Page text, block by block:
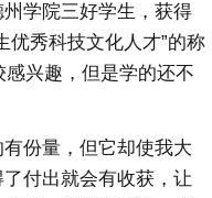
学院三好学生，获得
优秀科技文化人才”的称
兴趣，但是学的还不
份量，但它却使我大
付出就会有收获，让